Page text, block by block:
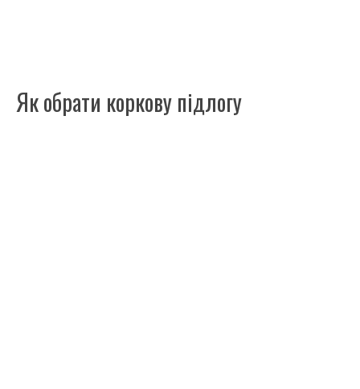
Як обрати коркову підлогу